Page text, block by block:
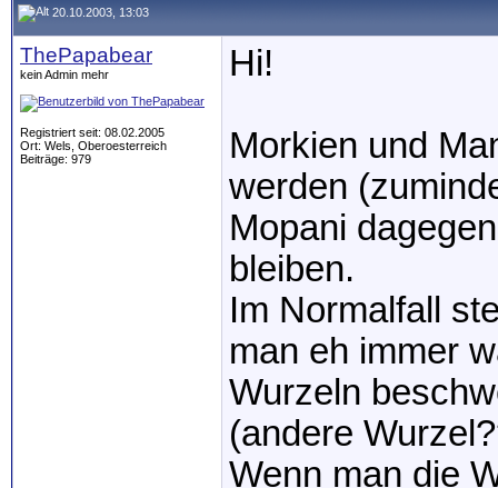
20.10.2003, 13:03
ThePapabear
kein Admin mehr
Registriert seit: 08.02.2005
Ort: Wels, Oberoesterreich
Beiträge: 979
Hi!
Morkien und
werden
Mopani
bleiben.
Im Normalfall
man eh immer
Wurzeln
(andere
Wenn man die